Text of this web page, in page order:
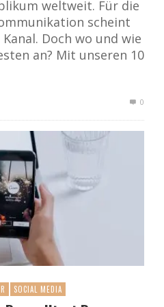
weltweit. Für die
scheint
Doch wo und wie
an? Mit unseren 10
0
SOCIAL MEDIA